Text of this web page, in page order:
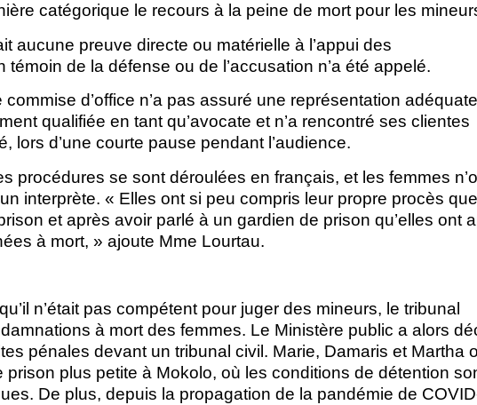
catégorique le recours à la peine de mort pour les
aucune preuve directe ou matérielle à l’appui des
de la défense ou de l’accusation n’a été appelé.
commise d’office n’a pas assuré une représentation
qualifiée en tant qu’avocate et n’a rencontré ses clientes
lors d’une courte pause pendant l’audience.
procédures se sont déroulées en français, et les femmes
interprète. « Elles ont si peu compris leur propre procès
et après avoir parlé à un gardien de prison qu’elles ont
à mort, » ajoute Mme Lourtau.
n’était pas compétent pour juger des mineurs, le tribunal
à mort des femmes. Le Ministère public a alors
pénales devant un tribunal civil. Marie, Damaris et Martha
plus petite à Mokolo, où les conditions de détention
De plus, depuis la propagation de la pandémie de